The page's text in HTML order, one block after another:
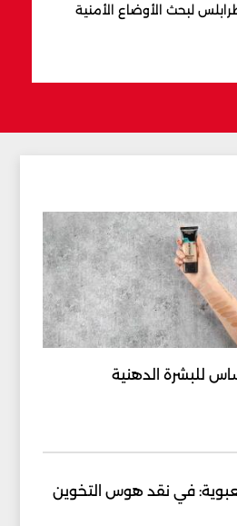
لبحث الأوضاع الأمنية
للبشرة الدهنية
في نقد هوس التخوين